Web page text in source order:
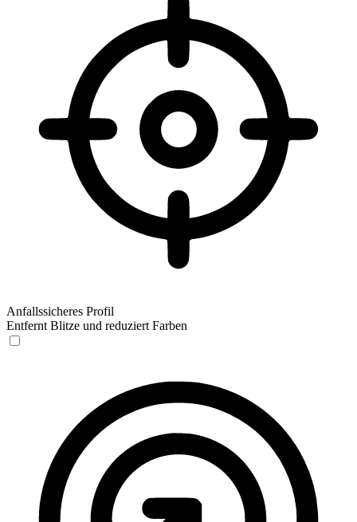
Anfallssicheres Profil
Entfernt Blitze und reduziert Farben